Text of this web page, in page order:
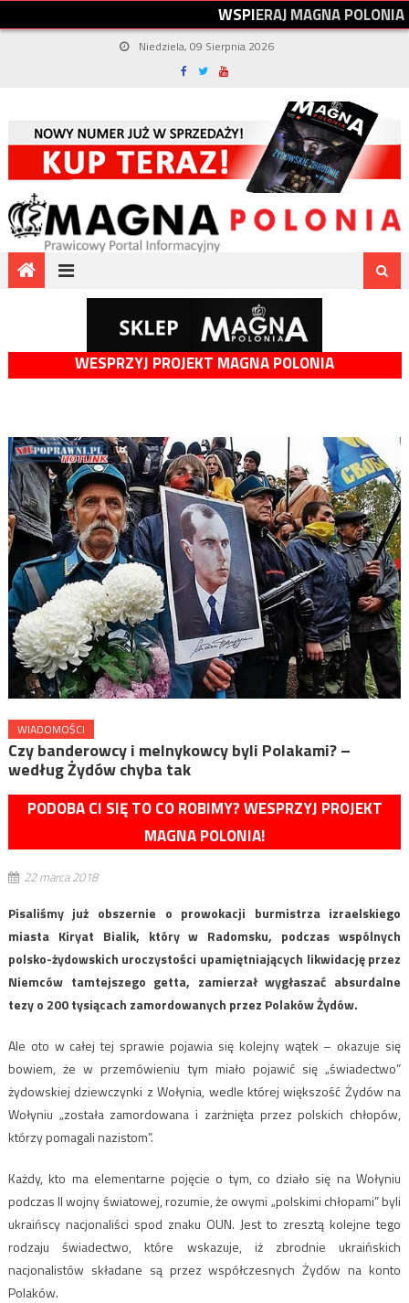
WSPIERAJMAGNAPOLONIA
Niedziela, 09 Sierpnia 2026
WESPRZYJ PROJEKT MAGNA POLONIA
WIADOMOŚCI
Czy banderowcy i melnykowcy byli Polakami? –
według Żydów chyba tak
PODOBA CI SIĘ TO CO ROBIMY? WESPRZYJ PROJEKT
MAGNA POLONIA!
22 marca 2018
Pisaliśmy już obszernie o prowokacji burmistrza izraelskiego
miasta Kiryat Bialik, który w Radomsku, podczas wspólnych
polsko-żydowskich uroczystości upamiętniających likwidację przez
Niemców tamtejszego getta, zamierzał wygłaszać absurdalne
tezy o 200 tysiącach zamordowanych przez Polaków Żydów.
Ale oto w całej tej sprawie pojawia się kolejny wątek – okazuje się
bowiem, że w przemówieniu tym miało pojawić się „świadectwo”
żydowskiej dziewczynki z Wołynia, wedle której większość Żydów na
Wołyniu „została zamordowana i zarżnięta przez polskich chłopów,
którzy pomagali nazistom”.
Każdy, kto ma elementarne pojęcie o tym, co działo się na Wołyniu
podczas II wojny światowej, rozumie, że owymi „polskimi chłopami” byli
ukraińscy nacjonaliści spod znaku OUN. Jest to zresztą kolejne tego
rodzaju świadectwo, które wskazuje, iż zbrodnie ukraińskich
nacjonalistów składane są przez współczesnych Żydów na konto
Polaków.